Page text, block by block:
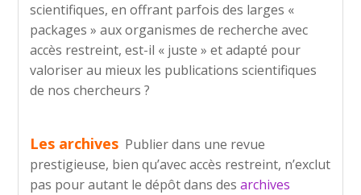
scientifiques, en offrant parfois des larges «
packages » aux organismes de recherche avec
accès restreint, est-il « juste » et adapté pour
valoriser au mieux les publications scientifiques
de nos chercheurs ?
Les archives Publier dans une revue
prestigieuse, bien qu’avec accès restreint, n’exclut
pas pour autant le dépôt dans desarchives